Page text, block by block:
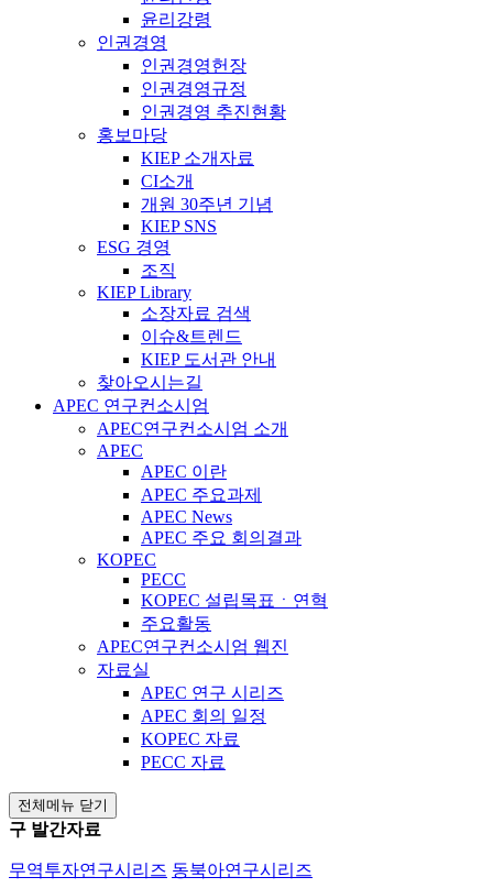
윤리강령
인권경영
인권경영헌장
인권경영규정
인권경영 추진현황
홍보마당
KIEP 소개자료
CI소개
개원 30주년 기념
KIEP SNS
ESG 경영
조직
KIEP Library
소장자료 검색
이슈&트렌드
KIEP 도서관 안내
찾아오시는길
APEC 연구컨소시엄
APEC연구컨소시엄 소개
APEC
APEC 이란
APEC 주요과제
APEC News
APEC 주요 회의결과
KOPEC
PECC
KOPEC 설립목표ㆍ연혁
주요활동
APEC연구컨소시엄 웹진
자료실
APEC 연구 시리즈
APEC 회의 일정
KOPEC 자료
PECC 자료
전체메뉴 닫기
구 발간자료
무역투자연구시리즈 동북아연구시리즈